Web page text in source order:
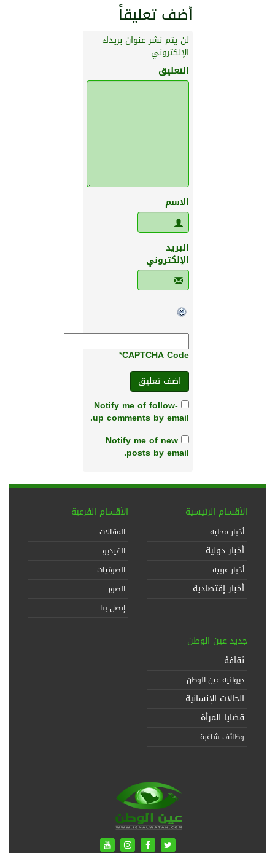
أضف تعليقاً
لن يتم نشر عنوان بريدك
الإلكتروني.
التعليق
الاسم
البريد
الإلكتروني
CAPTCHA Code
*
Notify me of follow-
up comments by email.
Notify me of new
posts by email.
الأقسام الرئيسية
أخبار محلية
أخبار دولية
أخبار عربية
أخبار إقتصادية
الأقسام الفرعية
المقالات
الفيديو
الصوتيات
الصور
إتصل بنا
جديد عين الوطن
ثقافة
ديوانية عين الوطن
الحالات الإنسانية
قضايا المرأة
وظائف شاغرة